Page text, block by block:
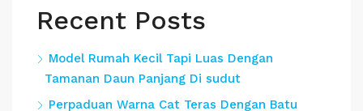
Recent Posts
Model Rumah Kecil Tapi Luas Dengan
Tamanan Daun Panjang Di sudut
Perpaduan Warna Cat Teras Dengan Batu